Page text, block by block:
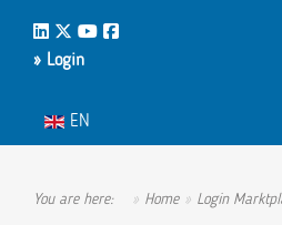
LinkedIn
Twitter
Youtube
Facebook
» Login
Select your language
EN
You are here: Home Login